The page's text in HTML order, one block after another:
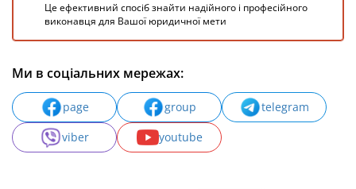
Це ефективний спосіб знайти надійного і професійного
виконавця для Вашої юридичної мети
Ми в соціальних мережах:
page group
telegram
viber
youtube